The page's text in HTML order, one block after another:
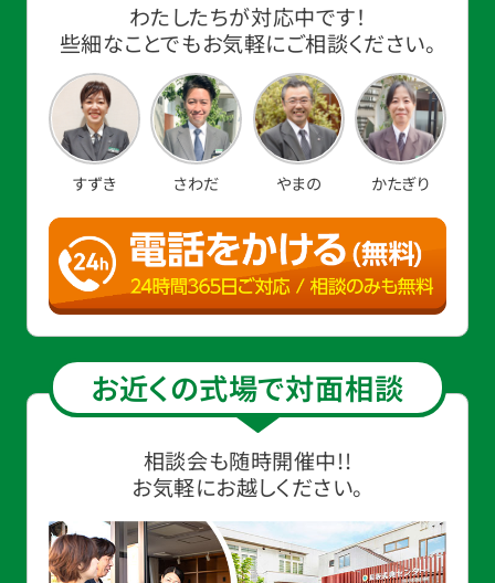
わたしたちが対応中です！
些細なことでもお気軽にご相談ください。
すずき さわだ やまの かたぎり
お近くの式場で対面相談
相談会も随時開催中!!
お気軽にお越しください。